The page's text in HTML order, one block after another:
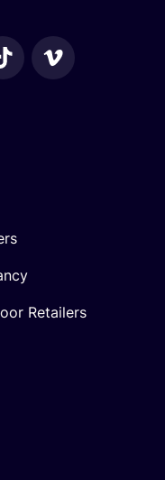
Retailers